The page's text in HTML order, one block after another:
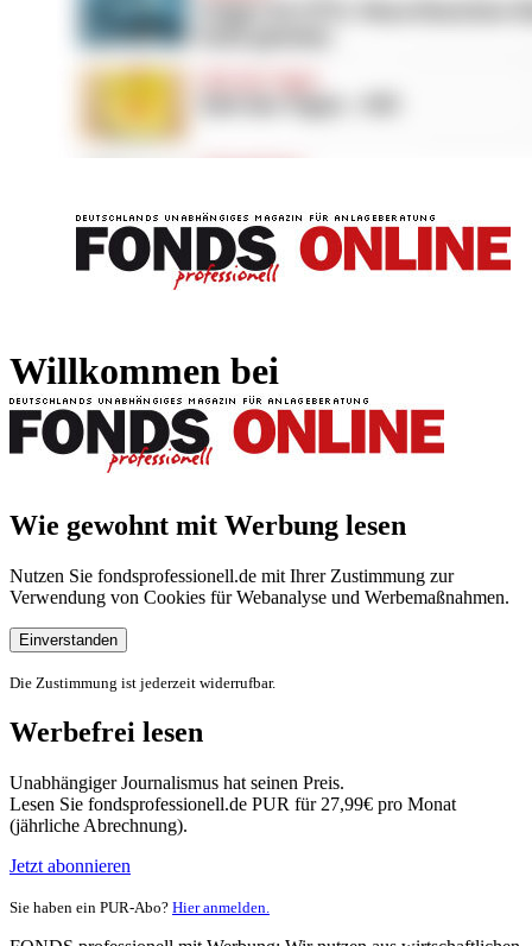
Willkommen bei
Wie gewohnt mit Werbung lesen
Nutzen Sie fondsprofessionell.de mit Ihrer Zustimmung zur
Verwendung von Cookies für Webanalyse und Werbemaßnahmen.
Einverstanden
Die Zustimmung ist jederzeit widerrufbar.
Werbefrei lesen
Unabhängiger Journalismus hat seinen Preis.
Lesen Sie fondsprofessionell.de PUR für 27,99€ pro Monat
(jährliche Abrechnung).
Jetzt abonnieren
Sie haben ein PUR-Abo? Hier anmelden.